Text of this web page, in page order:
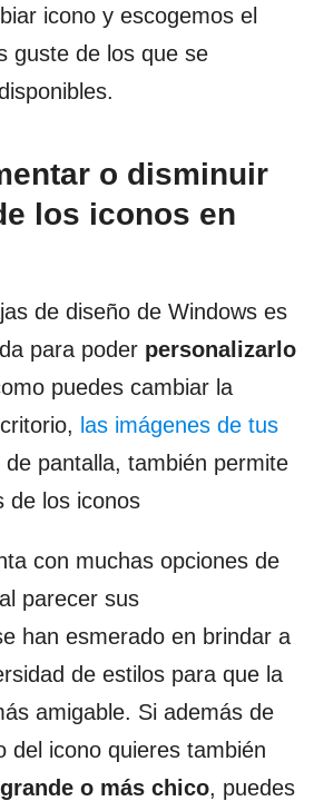
icono y escogemos el
guste de los que se
o disminuir
los iconos en
de diseño de Windows es
para poder personalizarlo
puedes cambiar la
las imágenes de tus
pantalla, también permite
de los iconos
con muchas opciones de
parecer sus
han esmerado en brindar a
de estilos para que la
amigable. Si además de
del icono quieres también
o más chico, puedes